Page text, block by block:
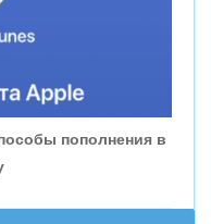
пополнения в